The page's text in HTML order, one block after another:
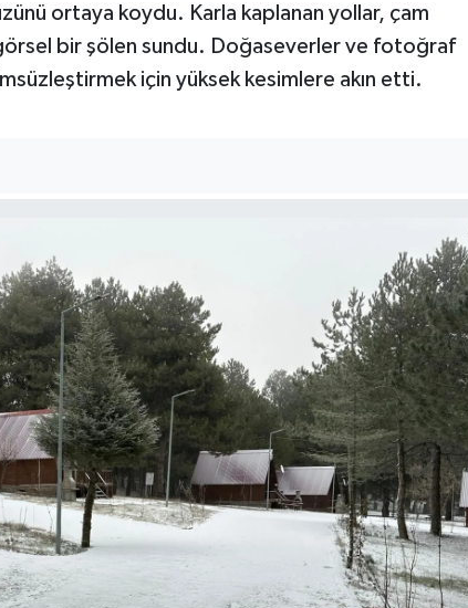
ortaya koydu. Karla kaplanan yollar, çam
bir şölen sundu. Doğaseverler ve fotoğraf
için yüksek kesimlere akın etti.